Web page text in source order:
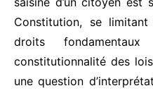
Constitution, se
droits
constitutionnalité des
une question